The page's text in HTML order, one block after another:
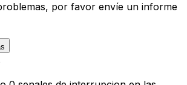
por favor envíe un informe